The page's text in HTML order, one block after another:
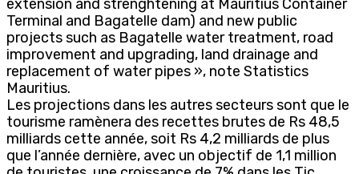
extension and strenghtening at Mauritius Container
Terminal and Bagatelle dam) and new public
projects such as Bagatelle water treatment, road
improvement and upgrading, land drainage and
replacement of water pipes », note Statistics
Mauritius.
Les projections dans les autres secteurs sont que le
tourisme ramènera des recettes brutes de Rs 48,5
milliards cette année, soit Rs 4,2 milliards de plus
que l’année dernière, avec un objectif de 1,1 million